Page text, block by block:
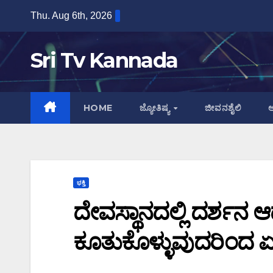
content
Thu. Aug 6th, 2026
Sri Tv Kannada
HOME ಜ್ಯೋತಿಷ್ಯ ಜೀವನಶೈಲಿ
ಭಕ್ತಿ
ದೇವಸ್ಥಾನದಲ್ಲಿ ದರ್ಶನ
ಕೂತುಕೊಳ್ಳುವುದರಿಂದ